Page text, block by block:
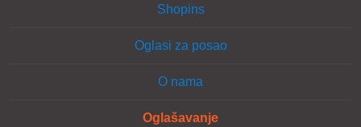
Shopins
Oglasi za posao
O nama
Oglašavanje